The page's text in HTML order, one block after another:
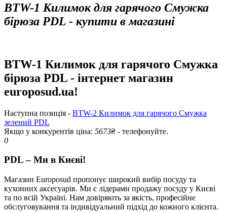
BTW-1 Килимок для гарячого Смужка
бірюза PDL - купити в магазині
BTW-1 Килимок для гарячого Смужка
бірюза PDL - інтернет магазин
europosud.ua!
Наступна позиція - BTW-2 Килимок для гарячого Смужка
зелений PDL
Якщо у конкурентів ціна: 5673₴ - телефонуйте.
0
PDL – Ми в Києві!
Магазин Europosud пропонує широкий вибір посуду та
кухонних аксесуарів. Ми є лідерами продажу посуду у Києві
та по всій Україні. Нам довіряють за якість, професійне
обслуговування та індивідуальний підхід до кожного клієнта.